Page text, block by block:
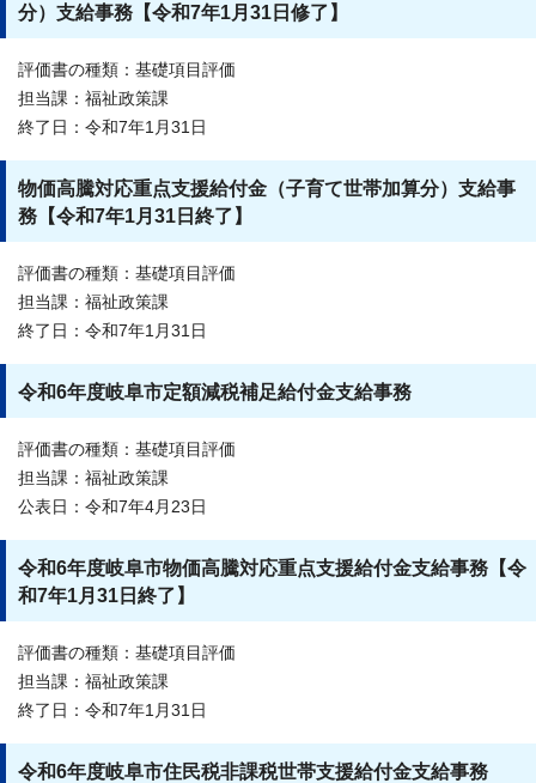
分）支給事務【令和7年1月31日修了】
評価書の種類：基礎項目評価
担当課：福祉政策課
終了日：令和7年1月31日
物価高騰対応重点支援給付金（子育て世帯加算分）支給事
務【令和7年1月31日終了】
評価書の種類：基礎項目評価
担当課：福祉政策課
終了日：令和7年1月31日
令和6年度岐阜市定額減税補足給付金支給事務
評価書の種類：基礎項目評価
担当課：福祉政策課
公表日：令和7年4月23日
令和6年度岐阜市物価高騰対応重点支援給付金支給事務【令
和7年1月31日終了】
評価書の種類：基礎項目評価
担当課：福祉政策課
終了日：令和7年1月31日
令和6年度岐阜市住民税非課税世帯支援給付金支給事務